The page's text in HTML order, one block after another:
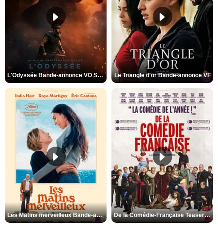
L'Odyssée Bande-annonce VO STFR Le Triangle d'or Bande-annonce VF
Les Matins merveilleux Bande-annonce VF De la Comédie-Française Teaser VF